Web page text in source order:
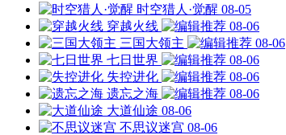
时空猎人·觉醒 08-05
穿越火线
08-06
三国大领主
08-06
七日世界
08-06
失控进化
08-06
遗忘之海
08-06
大道仙途 08-06
不思议迷宫 08-06